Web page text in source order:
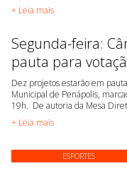
+ Leia mais
Segunda-feira:
pauta para
Dez projetos estarão em
Municipal de Penápolis,
19h. De autoria da Mesa
+ Leia mais
ESPORTES